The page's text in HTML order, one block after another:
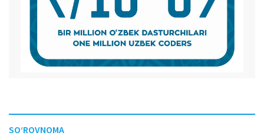
SO‘ROVNOMA